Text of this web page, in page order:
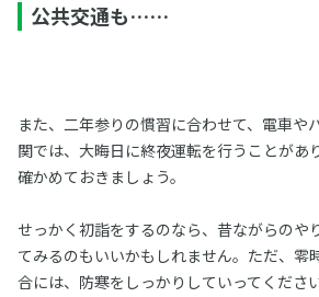
公共交通も……
また、二年参りの慣習に合わせて、電車や
関では、大晦日に終夜運転を行うことがあ
確かめておきましょう。
せっかく初詣をするのなら、昔ながらのや
てみるのもいいかもしれません。ただ、零
合には、防寒をしっかりしていってください